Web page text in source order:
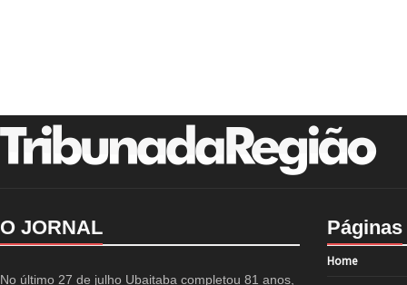
O JORNAL
No último 27 de julho Ubaitaba completou 81 anos,
Páginas
Home